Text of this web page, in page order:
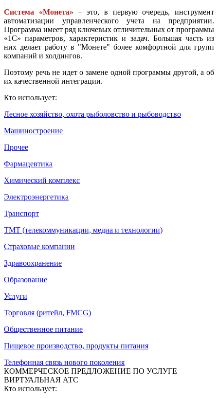
Система «Монета» – это, в первую очередь, инструмент
автоматизации управленческого учета на предприятии.
Программа имеет ряд ключевых отличительных от программы
«1С» параметров, характеристик и задач. Большая часть из
них делает работу в "Монете" более комфортной для групп
компаний и холдингов.
Поэтому речь не идет о замене одной программы другой, а об
их качественной интеграции.
Кто использует:
Лесное хозяйство, охота рыболовство и рыбоводство
Машиностроение
Прочее
Фармацевтика
Химический комплекс
Электроэнергетика
Транспорт
ТМТ (телекоммуникации, медиа и технологии)
Страховые компании
Здравоохранение
Образование
Услуги
Торговля (ритейл, FMCG)
Общественное питание
Пищевое производство, продукты питания
Телефонная связь нового поколения
КОММЕРЧЕСКОЕ ПРЕДЛОЖЕНИЕ ПО УСЛУГЕ
ВИРТУАЛЬНАЯ АТС
Кто использует: